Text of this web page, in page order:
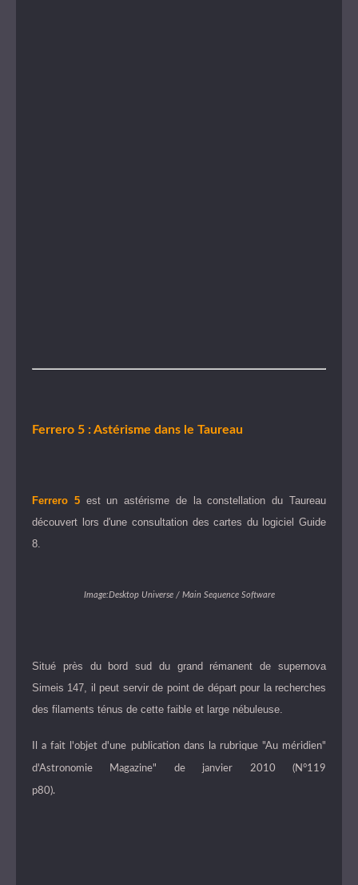
Ferrero 5 : Astérisme dans le Taureau
Ferrero 5 est un astérisme de la constellation du Taureau
découvert lors d'une consultation des cartes du logiciel Guide
8.
Image:Desktop Universe / Main Sequence Software
Situé près du bord sud du grand rémanent de supernova
Simeis 147, il peut servir de point de départ pour la recherches
des filaments ténus de cette faible et large nébuleuse.
Il a fait l'objet d'une publication dans la rubrique "Au méridien"
d'Astronomie Magazine" de janvier 2010 (N°119
p80).